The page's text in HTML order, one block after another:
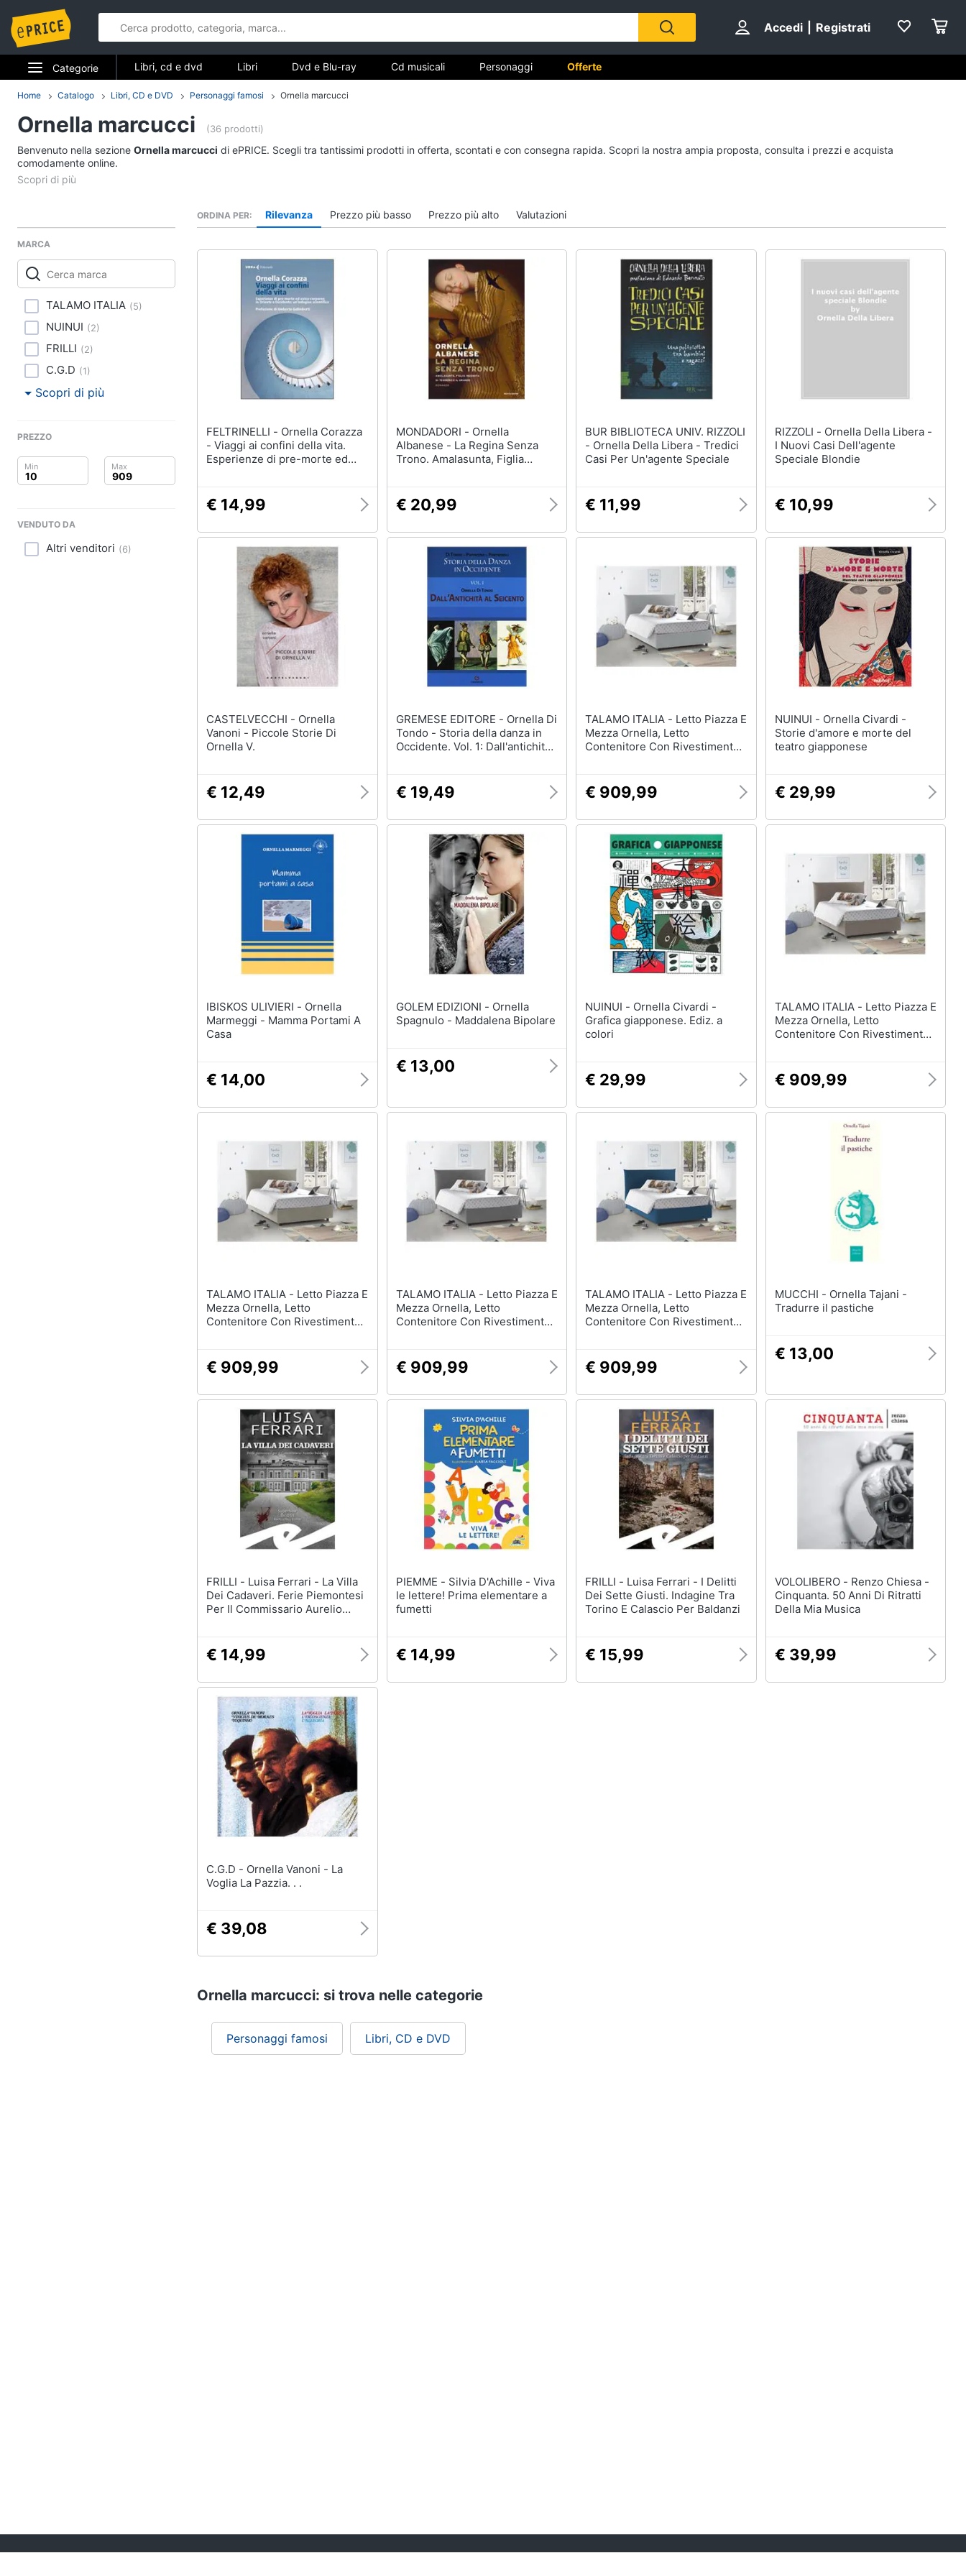
Accedi Registrati
Categorie
Elettrodomestici
Informatica
Telefonia
Smart home
Videogiochi
Audio e musica
Clima
Arredo
Brico e Giardinaggio
Giocattoli
Fotografia
Libri, cd e dvd
Libri di Arte, Design e
Vedi tutti
DVD Film
Vedi tutti
Musica Jazz
Vedi tutti
Barbara D'Urso
Vedi tutti
Libri, cd e dvd Libri Dvd e Blu-ray Cd musicali Personaggi Offerte
Home Catalogo Libri, CD e DVD Personaggi famosi Ornella marcucci
Ornella marcucci (36 prodotti)
Benvenuto nella sezione Ornella marcucci di ePRICE. Scegli tra tantissimi prodotti in offerta, scontati e con consegna rapida. Scopri la nostra ampia proposta, consulta i prezzi e acquista
comodamente online.
MARCA
TALAMO ITALIA (5)
NUINUI (2)
FRILLI (2)
C.G.D (1)
Scopri di più
PREZZO
VENDUTO DA
Altri venditori (6)
ORDINA PER Rilevanza Prezzo più basso Prezzo più alto Valutazioni
FELTRINELLI - Ornella Corazza
- Viaggi ai confini della vita.
Esperienze di pre-morte ed
scientifica
€ 14,99
MONDADORI - Ornella
Albanese - La Regina Senza
Trono. Amalasunta, Figlia
€ 20,99
BUR BIBLIOTECA UNIV. RIZZOLI
- Ornella Della Libera - Tredici
Casi Per Un'agente Speciale
€ 11,99
RIZZOLI - Ornella Della Libera -
I Nuovi Casi Dell'agente
Speciale Blondie
€ 10,99
CASTELVECCHI - Ornella
Vanoni - Piccole Storie Di
Ornella V.
€ 12,49
GREMESE EDITORE - Ornella Di
Tondo - Storia della danza in
Occidente. Vol. 1: Dall'antichità
€ 19,49
TALAMO ITALIA - Letto Piazza E
Mezza Ornella, Letto
Contenitore Con Rivestimento
Materasso Cm 120x190, Bianco
€ 909,99
NUINUI - Ornella Civardi -
Storie d'amore e morte del
teatro giapponese
€ 29,99
IBISKOS ULIVIERI - Ornella
Marmeggi - Mamma Portami A
Casa
€ 14,00
GOLEM EDIZIONI - Ornella
Spagnulo - Maddalena Bipolare
€ 13,00
NUINUI - Ornella Civardi -
Grafica giapponese. Ediz. a
colori
€ 29,99
TALAMO ITALIA - Letto Piazza E
Mezza Ornella, Letto
Contenitore Con Rivestimento
Materasso Cm 120x190,
Tortora
€ 909,99
TALAMO ITALIA - Letto Piazza E
Mezza Ornella, Letto
Contenitore Con Rivestimento
Materasso Cm 120x190, Beige
€ 909,99
TALAMO ITALIA - Letto Piazza E
Mezza Ornella, Letto
Contenitore Con Rivestimento
Materasso Cm 120x190, Grigio
€ 909,99
TALAMO ITALIA - Letto Piazza E
Mezza Ornella, Letto
Contenitore Con Rivestimento
Materasso Cm 120x190, Blu
€ 909,99
MUCCHI - Ornella Tajani -
Tradurre il pastiche
€ 13,00
FRILLI - Luisa Ferrari - La Villa
Dei Cadaveri. Ferie Piemontesi
Per Il Commissario Aurelio
€ 14,99
PIEMME - Silvia D'Achille - Viva
le lettere! Prima elementare a
fumetti
€ 14,99
FRILLI - Luisa Ferrari - I Delitti
Dei Sette Giusti. Indagine Tra
Torino E Calascio Per Baldanzi
€ 15,99
VOLOLIBERO - Renzo Chiesa -
Cinquanta. 50 Anni Di Ritratti
Della Mia Musica
€ 39,99
C.G.D - Ornella Vanoni - La
Voglia La Pazzia. . .
€ 39,08
Ornella marcucci: si trova nelle categorie
Personaggi famosi Libri, CD e DVD